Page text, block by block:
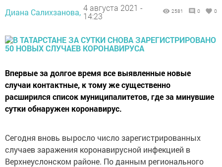
Диана Салихзанова, 4 августа 2021 -
14:23
2581 0 0
Впервые за долгое время все выявленные новые
случаи контактные, к тому же существенно
расширился список муниципалитетов, где за минувшие
сутки обнаружен коронавирус.
Сегодня вновь выросло число зарегистрированных
случаев заражения коронавирусной инфекцией в
Верхнеуслонском районе. По данным регионального